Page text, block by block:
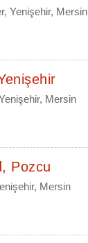
Yenişehir, Mersin
Mersin
Pozcu
Mersin